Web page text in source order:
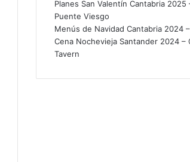
Planes San Valentín Cantabria 2025
Puente Viesgo
Menús de Navidad Cantabria 2024
Cena Nochevieja Santander 2024 –
Tavern